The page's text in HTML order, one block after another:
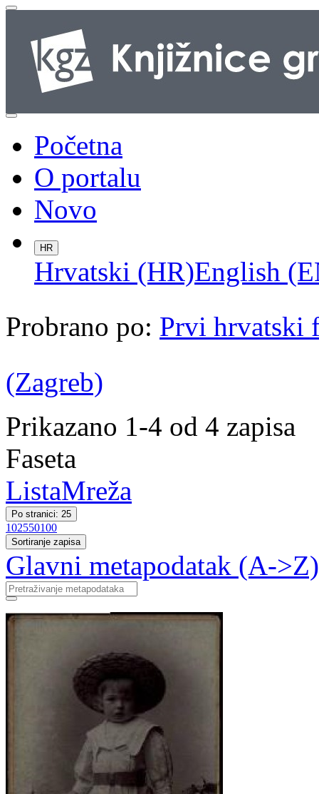
Početna
O portalu
Novo
HR
Hrvatski (HR)English
Probrano po: Prvi hrvatski
(Zagreb)
Prikazano 1-4 od 4 zapisa
Faseta
ListaMreža
Po stranici: 25
102550100
Sortiranje zapisa
Glavni metapodatak (A->Z)